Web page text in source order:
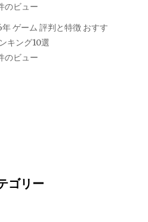
のビュー
ゲーム 評判と特徴 おすす
キング10選
のビュー
ゴリー